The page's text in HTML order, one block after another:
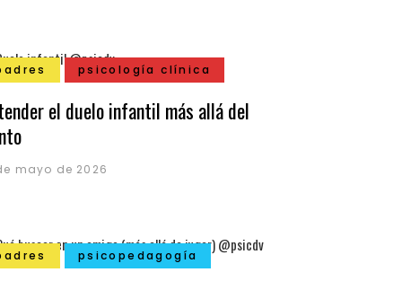
psicología clínica
el duelo infantil más allá del
mayo de 2026
psicopedagogía